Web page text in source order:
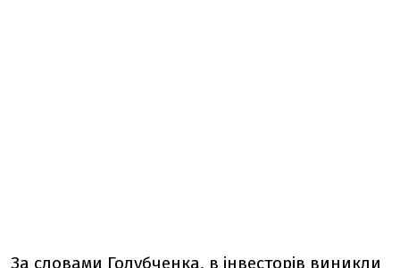
За словами Голубченка, в інвесторів виникли